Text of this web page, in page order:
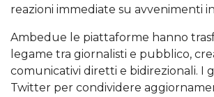
reazioni immediate su avvenimenti
Ambedue le piattaforme hanno
legame tra giornalisti e pubblico,
comunicativi diretti e bidirezionali. I
Twitter per condividere